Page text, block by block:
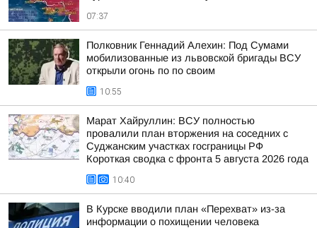
07:37
Полковник Геннадий Алехин: Под Сумами
мобилизованные из львовской бригады ВСУ
открыли огонь по по своим
10:55
Марат Хайруллин: ВСУ полностью
провалили план вторжения на соседних с
Суджанским участках госграницы РФ
Короткая сводка с фронта 5 августа 2026 года
10:40
В Курске вводили план «Перехват» из-за
информации о похищении человека